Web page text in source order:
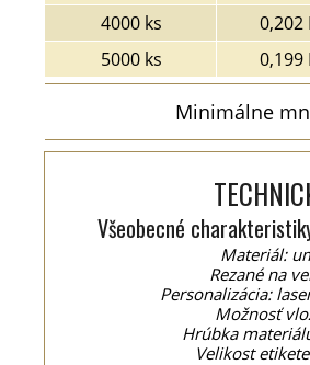
4000 ks
0,202
5000 ks
0,199
Minimálne
Všeobecné
Materiál:
Rezané na
Personalizácia:
Možnosť
Hrúbka
Velikost